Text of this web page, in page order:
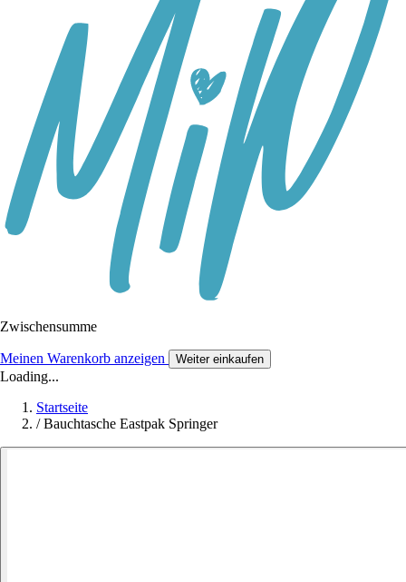
Zwischensumme
Meinen Warenkorb anzeigen Weiter einkaufen
Loading...
Startseite
/ Bauchtasche Eastpak Springer